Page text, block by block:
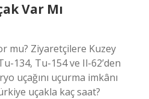
Var Mı
mu? Ziyaretçilere Kuzey
134, Tu-154 ve Il-62’den
uçağını uçurma imkânı
uçakla kaç saat?